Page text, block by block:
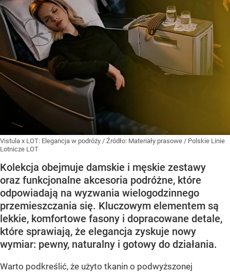
Vistula x LOT: Elegancja w podróży / Źródło: Materiały prasowe / Polskie Linie
Lotnicze LOT
Kolekcja obejmuje damskie i męskie zestawy
oraz funkcjonalne akcesoria podróżne, które
odpowiadają na wyzwania wielogodzinnego
przemieszczania się. Kluczowym elementem są
lekkie, komfortowe fasony i dopracowane detale,
które sprawiają, że elegancja zyskuje nowy
wymiar: pewny, naturalny i gotowy do działania.
Warto podkreślić, że użyto tkanin o podwyższonej